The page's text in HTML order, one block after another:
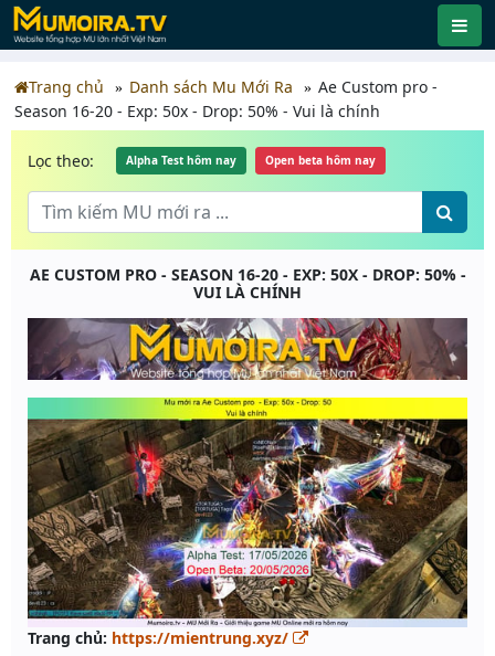
Trang chủ Danh sách Mu Mới Ra
Ae Custom pro -
Season 16-20 - Exp: 50x - Drop: 50% - Vui là chính
Lọc theo: Alpha Test hôm nay Open beta hôm nay
AE CUSTOM PRO - SEASON 16-20 - EXP: 50X - DROP: 50% -
VUI LÀ CHÍNH
Trang chủ: https://mientrung.xyz/